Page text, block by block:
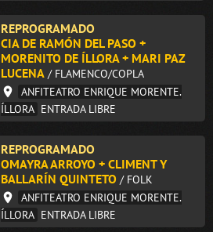
REPROGRAMADO
CIA DE RAMÓN DEL PASO +
MORENITO DE ÍLLORA + MARI PAZ
LUCENA / FLAMENCO/COPLA
ANFITEATRO ENRIQUE MORENTE.
ÍLLORA ENTRADA LIBRE
REPROGRAMADO
OMAYRA ARROYO + CLIMENT Y
BALLARÍN QUINTETO / FOLK
ANFITEATRO ENRIQUE MORENTE.
ÍLLORA ENTRADA LIBRE